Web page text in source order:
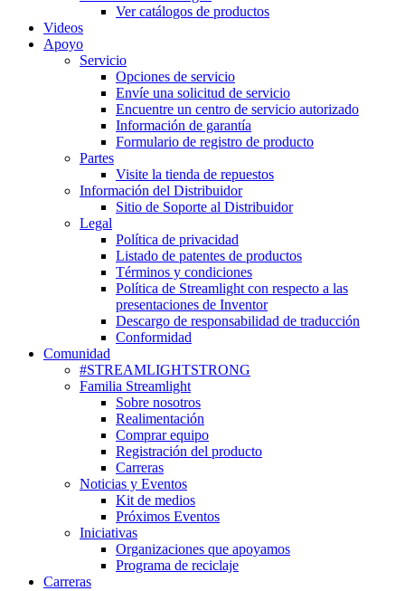
Ver catálogos de productos
Videos
Apoyo
Servicio
Opciones de servicio
Envíe una solicitud de servicio
Encuentre un centro de servicio autorizado
Información de garantía
Formulario de registro de producto
Partes
Visite la tienda de repuestos
Información del Distribuidor
Sitio de Soporte al Distribuidor
Legal
Política de privacidad
Listado de patentes de productos
Términos y condiciones
Política de Streamlight con respecto a las
presentaciones de Inventor
Descargo de responsabilidad de traducción
Conformidad
Comunidad
#STREAMLIGHTSTRONG
Familia Streamlight
Sobre nosotros
Realimentación
Comprar equipo
Registración del producto
Carreras
Noticias y Eventos
Kit de medios
Próximos Eventos
Iniciativas
Organizaciones que apoyamos
Programa de reciclaje
Carreras